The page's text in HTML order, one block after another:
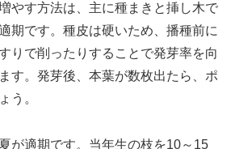
やす方法は、主に種まきと挿し木で
期です。種皮は硬いため、播種前に
りで削ったりすることで発芽率を向
す。発芽後、本葉が数枚出たら、ポ
う。
が適期です。当年生の枝を10～15